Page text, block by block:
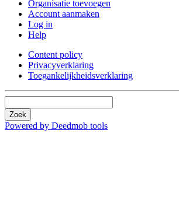
Organisatie toevoegen
Account aanmaken
Log in
Help
Content policy
Privacyverklaring
Toegankelijkheidsverklaring
Zoek
Powered by Deedmob tools